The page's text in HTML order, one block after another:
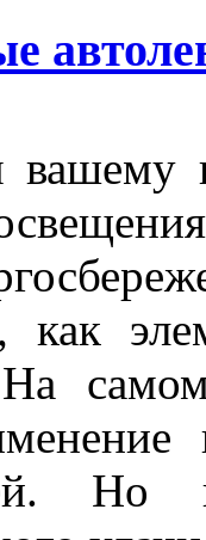
как
На
Но